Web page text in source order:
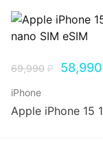
69,990₽ 58,990
iPhone
Apple iPhone 15